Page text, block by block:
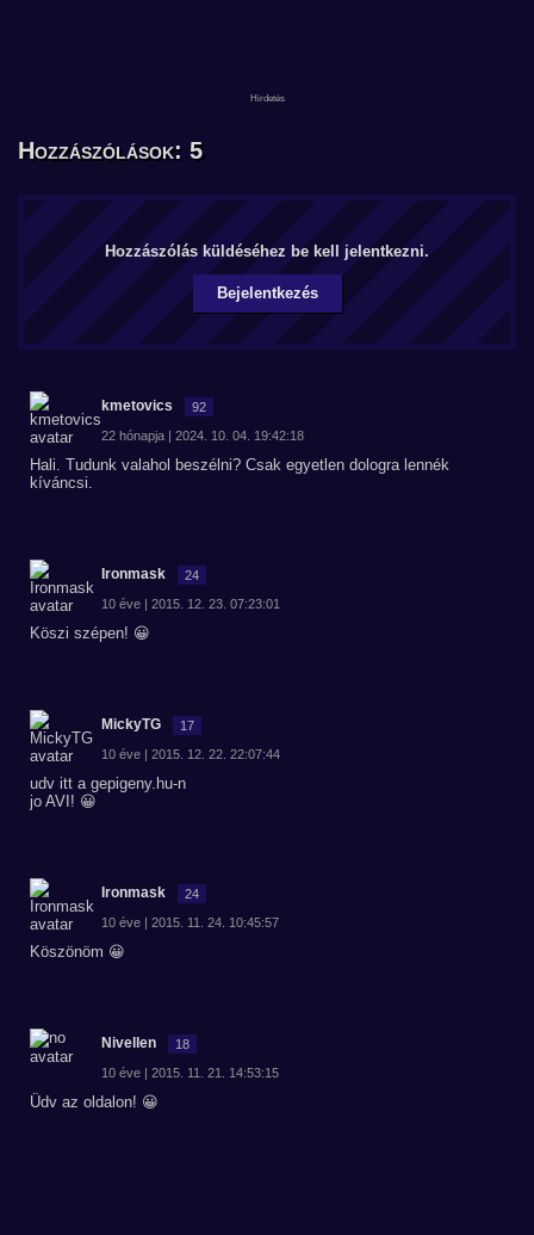
Hozzászólások: 5
Hozzászólás küldéséhez be kell jelentkezni.
Bejelentkezés
kmetovics 92
22 hónapja | 2024. 10. 04. 19:42:18
Hali. Tudunk valahol beszélni? Csak egyetlen dologra lennék
kíváncsi.
Ironmask 24
10 éve | 2015. 12. 23. 07:23:01
Köszi szépen! 😀
MickyTG 17
10 éve | 2015. 12. 22. 22:07:44
udv itt a gepigeny.hu-n
jo AVI! 😀
Ironmask 24
10 éve | 2015. 11. 24. 10:45:57
Köszönöm 😀
Nivellen 18
10 éve | 2015. 11. 21. 14:53:15
Üdv az oldalon! 😀